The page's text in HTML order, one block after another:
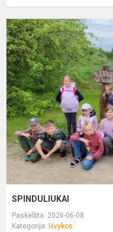
SPINDULIUKAI
Paskelbta: 2026-06-08
Kategorija: Išvykos